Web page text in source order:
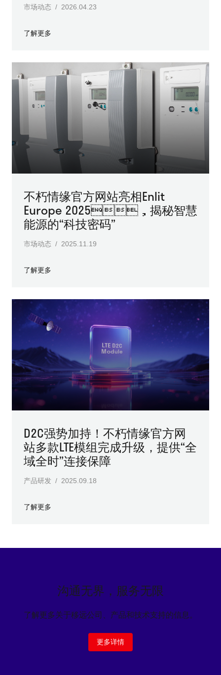
市场动态 / 2026.04.23
了解更多
不朽情缘官方网站亮相Enlit
Europe 2025，揭秘智慧
能源的“科技密码”
市场动态 / 2025.11.19
了解更多
D2C强势加持！不朽情缘官方网
站多款LTE模组完成升级，提供“全
域全时”连接保障
产品研发 / 2025.09.18
了解更多
沟通无界，服务无限
了解更多关于移远公司、产品和技术支持的信息。
更多详情